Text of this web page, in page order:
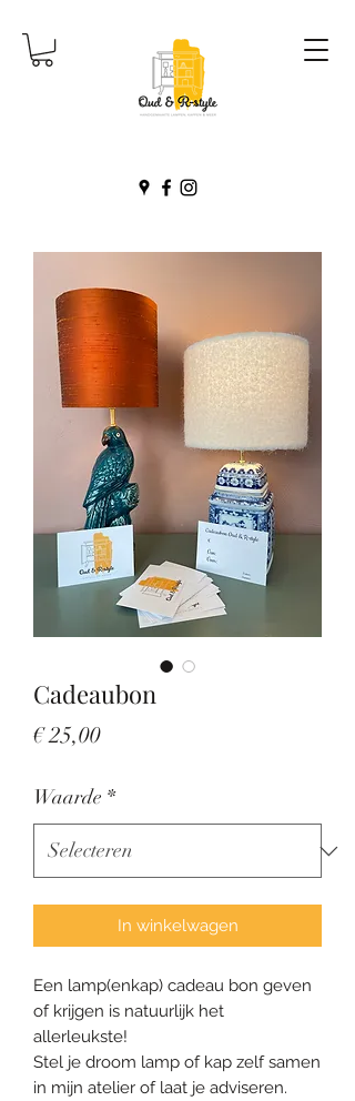
Cadeaubon
€ 25,00Prijs
Waarde *
In winkelwagen
Een lamp(enkap) cadeau bon geven
of krijgen is natuurlijk het
allerleukste!
Stel je droom lamp of kap zelf samen
in mijn atelier of laat je adviseren.